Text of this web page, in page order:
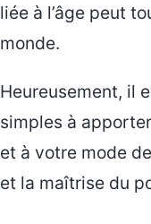
liée à l’âge peut
monde.
Heureusement, il
simples à
et à votre mode
et la maîtrise du